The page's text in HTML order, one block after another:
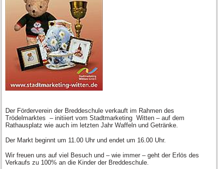
Der Förderverein der Breddeschule verkauft im Rahmen des
Trödelmarktes – initiiert vom Stadtmarketing Witten – auf dem
Rathausplatz wie auch im letzten Jahr Waffeln und Getränke.
Der Markt beginnt um 11.00 Uhr und endet um 16.00 Uhr.
Wir freuen uns auf viel Besuch und – wie immer – geht der Erlös des
Verkaufs zu 100% an die Kinder der Breddeschule.